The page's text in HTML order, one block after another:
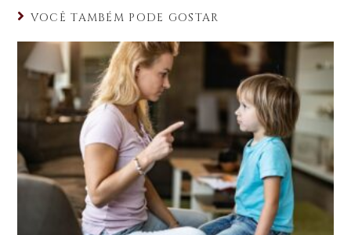
ts
A
p
p
e
b
o
o
k
te
r
e
dI
n
VOCÊ TAMBÉM PODE GOSTAR